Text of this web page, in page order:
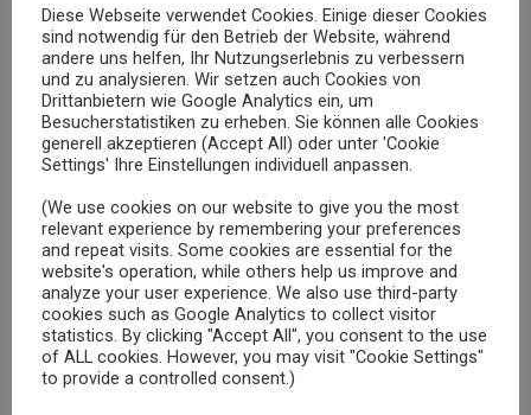
KONTAKT
BESTELLUNG
Email
Indem Sie fortfahren, akzeptieren Sie unsere
Datenschutzerklärung.
Diese Webseite verwendet Cookies. Einige dieser Cookies
sind notwendig für den Betrieb der Website, während
andere uns helfen, Ihr Nutzungserlebnis zu verbessern
und zu analysieren. Wir setzen auch Cookies von
Drittanbietern wie Google Analytics ein, um
Besucherstatistiken zu erheben. Sie können alle Cookies
generell akzeptieren (Accept All) oder unter 'Cookie
Settings' Ihre Einstellungen individuell anpassen.
(We use cookies on our website to give you the most
relevant experience by remembering your preferences
and repeat visits. Some cookies are essential for the
website's operation, while others help us improve and
analyze your user experience. We also use third-party
cookies such as Google Analytics to collect visitor
statistics. By clicking "Accept All", you consent to the use
of ALL cookies. However, you may visit "Cookie Settings"
to provide a controlled consent.)